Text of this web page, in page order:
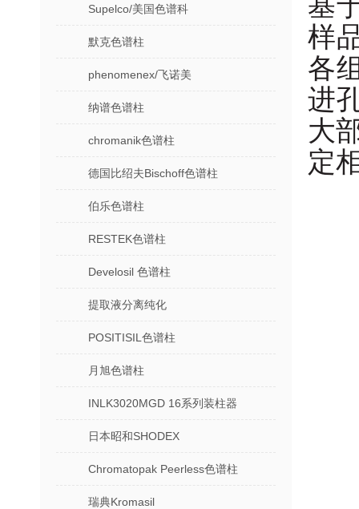
Supelco/美国色谱科
默克色谱柱
phenomenex/飞诺美
纳谱色谱柱
chromanik色谱柱
德国比绍夫Bischoff色谱柱
伯乐色谱柱
RESTEK色谱柱
Develosil 色谱柱
提取液分离纯化
POSITISIL色谱柱
月旭色谱柱
INLK3020MGD 16系列装柱器
日本昭和SHODEX
Chromatopak Peerless色谱柱
瑞典Kromasil
样
各
进
大
定